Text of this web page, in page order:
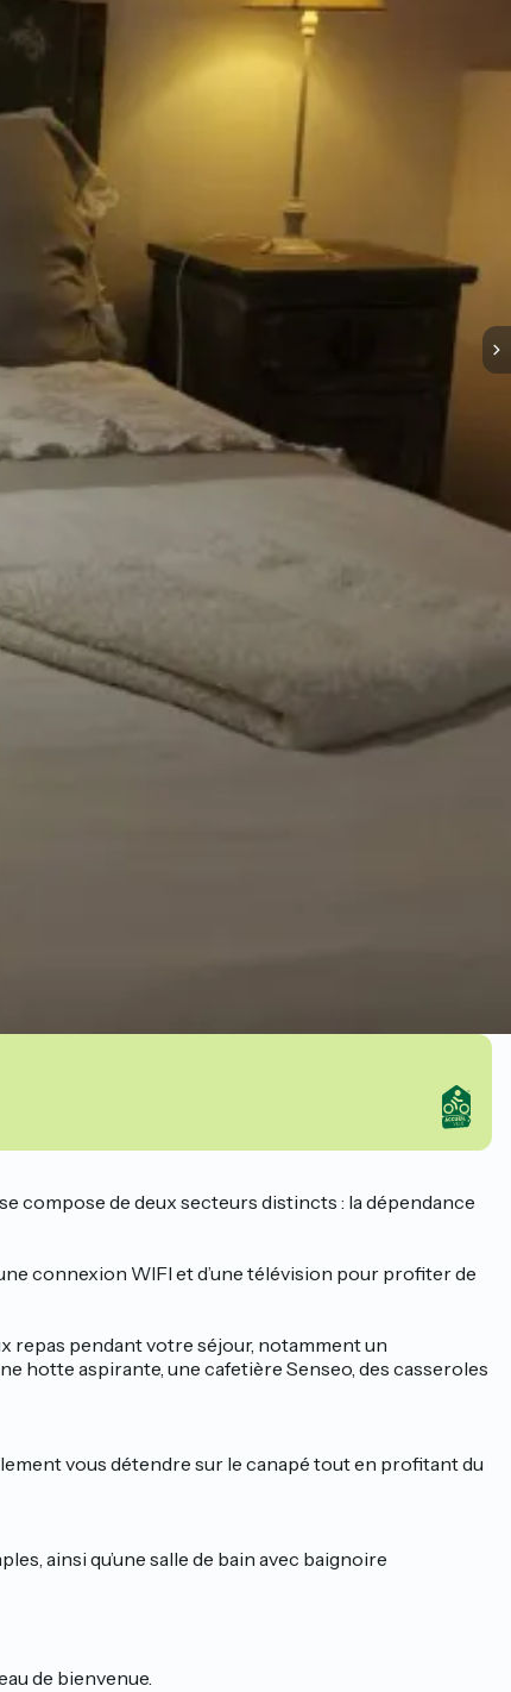
compose de deux secteurs distincts : la dépendance
connexion WIFI et d’une télévision pour profiter de
repas pendant votre séjour, notamment un
hotte aspirante, une cafetière Senseo, des casseroles
vous détendre sur le canapé tout en profitant du
ainsi qu’une salle de bain avec baignoire
de bienvenue.